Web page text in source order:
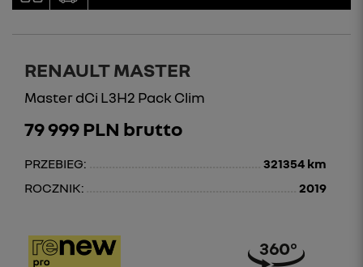
RENAULT MASTER
Master dCi L3H2 Pack Clim
79 999 PLN brutto
PRZEBIEG:
321354 km
ROCZNIK:
2019